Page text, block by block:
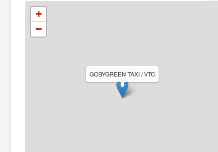
GOBYGREEN TAXI / VTC
+
−